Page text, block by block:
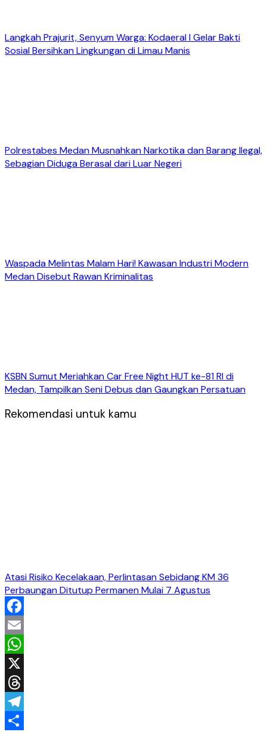
Langkah Prajurit, Senyum Warga: Kodaeral I Gelar Bakti
Sosial Bersihkan Lingkungan di Limau Manis
Polrestabes Medan Musnahkan Narkotika dan Barang Ilegal,
Sebagian Diduga Berasal dari Luar Negeri
Waspada Melintas Malam Hari! Kawasan Industri Modern
Medan Disebut Rawan Kriminalitas
KSBN Sumut Meriahkan Car Free Night HUT ke-81 RI di
Medan, Tampilkan Seni Debus dan Gaungkan Persatuan
Rekomendasi untuk kamu
Atasi Risiko Kecelakaan, Perlintasan Sebidang KM 36
Perbaungan Ditutup Permanen Mulai 7 Agustus
Facebook
Email
WhatsApp
X
Threads
Telegram